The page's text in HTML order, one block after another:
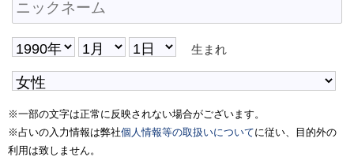
生まれ
※一部の文字は正常に反映されない場合がございます。
※占いの入力情報は弊社個人情報等の取扱いについてに従い、目的外の
利用は致しません。